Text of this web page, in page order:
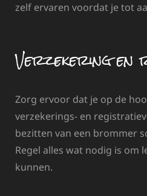
zelf ervaren voordat je tot
Verzekering
Zorg ervoor dat je op de
verzekerings- en
bezitten van een brommer
Regel alles wat nodig is om
kunnen.